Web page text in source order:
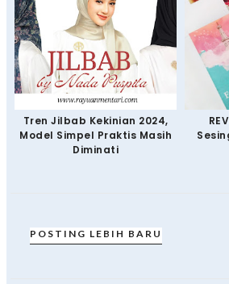
Tren Jilbab Kekinian 2024,
Model Simpel Praktis Masih
Diminati
POSTING LEBIH BARU